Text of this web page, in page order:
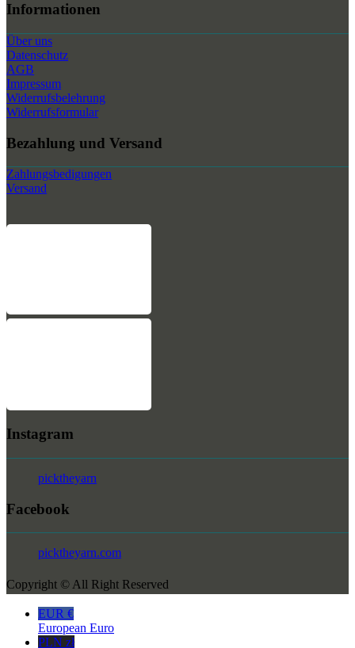
Informationen
Über uns
Datenschutz
AGB
Impressum
Widerrufsbelehrung
Widerrufsformular
Bezahlung und Versand
Zahlungsbedigungen
Versand
Instagram
picktheyarn
Facebook
picktheyarn.com
Copyright © All Right Reserved
EUR €
European Euro
PLN zł